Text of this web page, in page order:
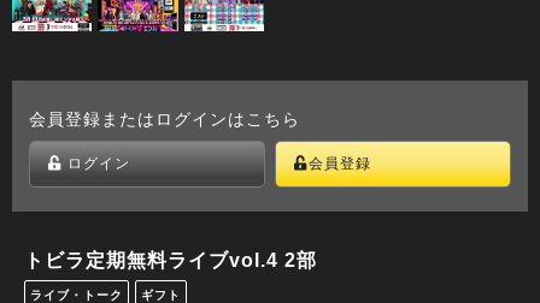
会員登録またはログインはこちら
ログイン 会員登録
トビラ定期無料ライブvol.4 2部
ライブ・トーク ギフト